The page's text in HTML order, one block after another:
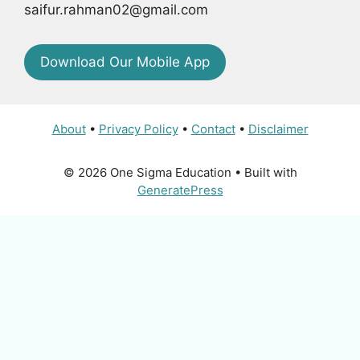
saifur.rahman02@gmail.com
Download Our Mobile App
About• Privacy Policy• Contact• Disclaimer
© 2026 One Sigma Education • Built with
GeneratePress